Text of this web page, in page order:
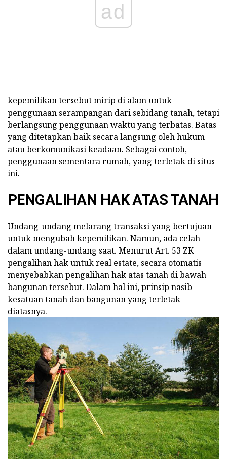
ad
kepemilikan tersebut mirip di alam untuk
penggunaan serampangan dari sebidang tanah, tetapi
berlangsung penggunaan waktu yang terbatas. Batas
yang ditetapkan baik secara langsung oleh hukum
atau berkomunikasi keadaan. Sebagai contoh,
penggunaan sementara rumah, yang terletak di situs
ini.
PENGALIHAN HAK ATAS TANAH
Undang-undang melarang transaksi yang bertujuan
untuk mengubah kepemilikan. Namun, ada celah
dalam undang-undang saat. Menurut Art. 53 ZK
pengalihan hak untuk real estate, secara otomatis
menyebabkan pengalihan hak atas tanah di bawah
bangunan tersebut. Dalam hal ini, prinsip nasib
kesatuan tanah dan bangunan yang terletak
diatasnya.